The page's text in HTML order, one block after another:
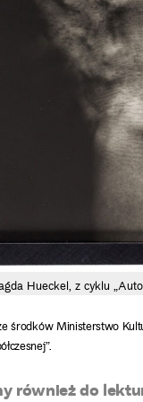
Hueckel, z cyklu
środków Ministerstwo
również do